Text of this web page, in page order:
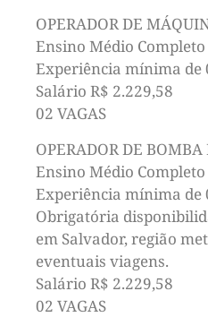
OPERADOR DE
Ensino Médio Completo
Experiência mínima de
Salário R$ 2.229,58
02 VAGAS
OPERADOR DE BOMBA
Ensino Médio Completo
Experiência mínima de
Obrigatória
em Salvador, região
eventuais viagens.
Salário R$ 2.229,58
02 VAGAS